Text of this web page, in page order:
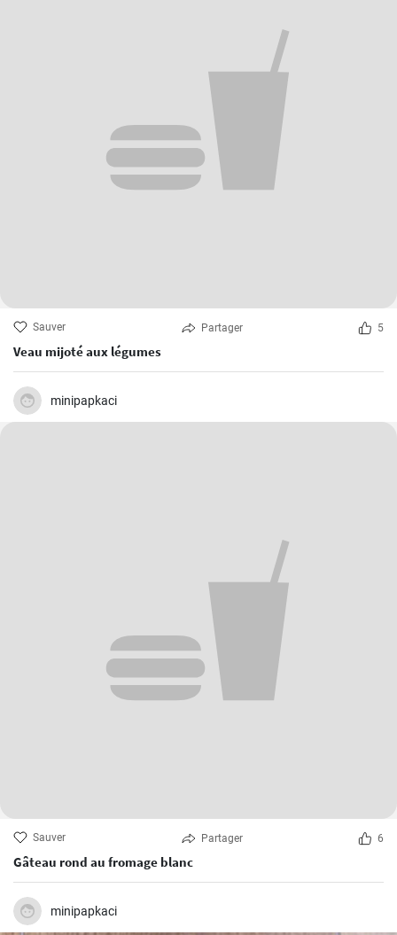
Sauver Partager 5
Veau mijoté aux légumes
minipapkaci
Sauver Partager 6
Gâteau rond au fromage blanc
minipapkaci